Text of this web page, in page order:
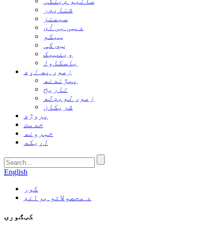
شنایډر
سیمنز
د ټی بی آی
ټیکو
ټي کې
وینټیک
یاسکاوا
زموږ په اړه
پېژندنه
تاریخ
زموږ لوبډله
شریکان
پروژه
خدمت
خبرونه
اړیکه
English
کور
د محصولاتو برانډ
کټګورۍ